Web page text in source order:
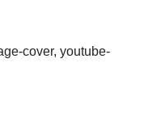
cover, youtube-